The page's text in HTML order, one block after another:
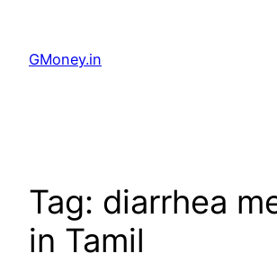
GMoney.in
Tag: diarrhea
in Tamil